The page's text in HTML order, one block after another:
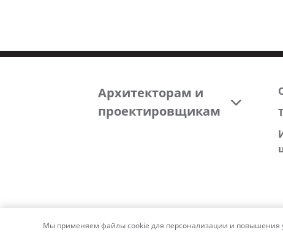
Архитекторам и
проектировщикам
Мы применяем файлы cookie для персонализации и повышения